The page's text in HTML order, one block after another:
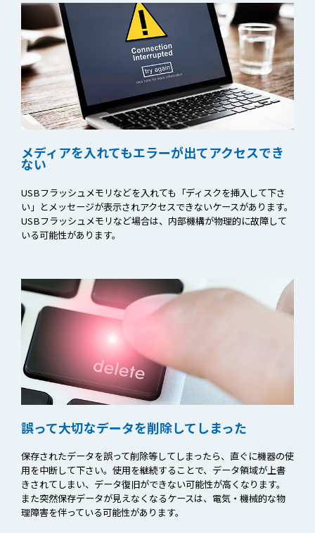
メディアを入れてもエラーが出てアクセスでき
ない
USBフラッシュメモリなどを入れても「ディスクを挿入して下さ
い」とメッセージが表示されアクセスできないケースがあります。
USBフラッシュメモリなど場合は、内部機構が物理的に故障して
いる可能性があります。
誤って大切なデータを削除してしまった
保存されたデータを誤って削除等してしまったら、直ぐに機器の使
用を中断して下さい。使用を継続することで、データ領域が上書
きされてしまい、データ復旧ができない可能性が高くなります。
また突然保存データが見えなくなるケースは、電気・機械的な物
理障害を伴っている可能性があります。